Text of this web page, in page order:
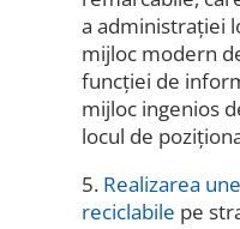
a administraţiei
mijloc modern
funcției de
mijloc ingenios
locul de
5. Realizarea
reciclabile pe